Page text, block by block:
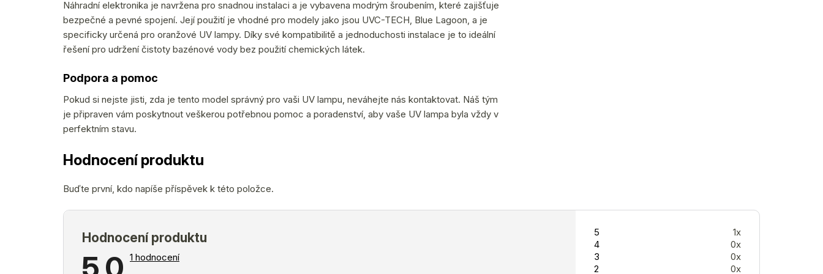
Náhradní elektronika je navržena pro snadnou instalaci a je vybavena modrým šroubením, které zajišťuje
bezpečné a pevné spojení. Její použití je vhodné pro modely jako jsou UVC-TECH, Blue Lagoon, a je
specificky určená pro oranžové UV lampy. Díky své kompatibilitě a jednoduchosti instalace je to ideální
řešení pro udržení čistoty bazénové vody bez použití chemických látek.
Podpora a pomoc
Pokud si nejste jisti, zda je tento model správný pro vaši UV lampu, neváhejte nás kontaktovat. Náš tým
je připraven vám poskytnout veškerou potřebnou pomoc a poradenství, aby vaše UV lampa byla vždy v
perfektním stavu.
Hodnocení produktu
Buďte první, kdo napíše příspěvek k této položce.
Průměrné
hodnocení
1 hodnocení
5
1x
4
0x
3
0x
2
0x